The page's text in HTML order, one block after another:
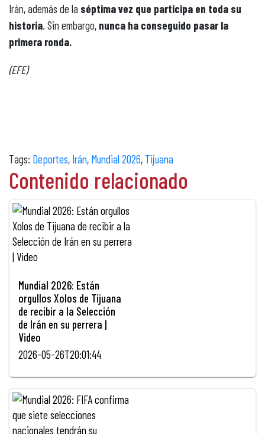
Irán, además de la séptima vez que participa en toda su
historia. Sin embargo, nunca ha conseguido pasar la
primera ronda.
(EFE)
Tags: Deportes, Irán, Mundial 2026, Tijuana
Contenido relacionado
Mundial 2026: Están
orgullos Xolos de Tijuana
de recibir a la Selección
de Irán en su perrera |
Video
2026-05-26T20:01:44